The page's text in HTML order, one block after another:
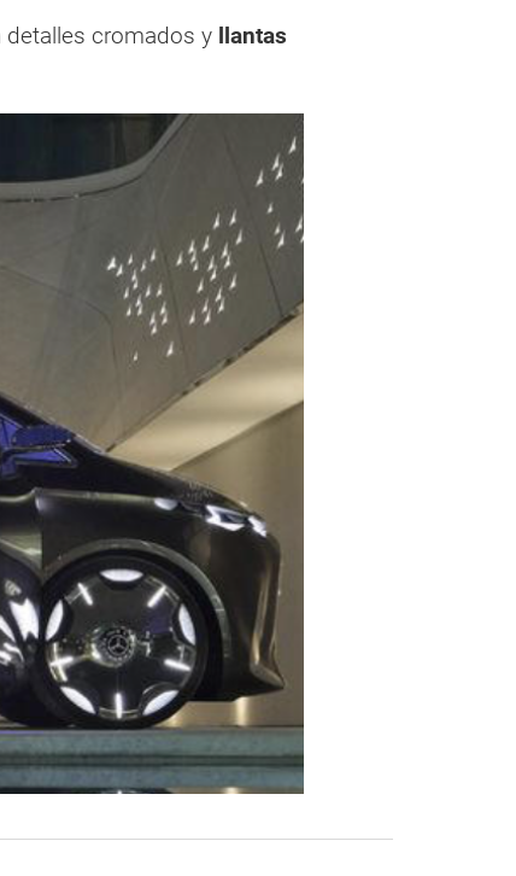
detalles cromados yllantas